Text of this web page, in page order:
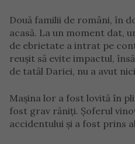
Două familii de români, în
acasă. La un moment dat,
de ebrietate a intrat pe
reușit să evite impactul,
de tatăl Dariei, nu a avut
Mașina lor a fost lovită în
fost grav răniți. Șoferul
accidentului și a fost prins